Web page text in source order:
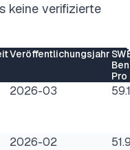
keine verifizierte
Veröffentlichungsjahr
Pro
2026-03 59.1
2026-02